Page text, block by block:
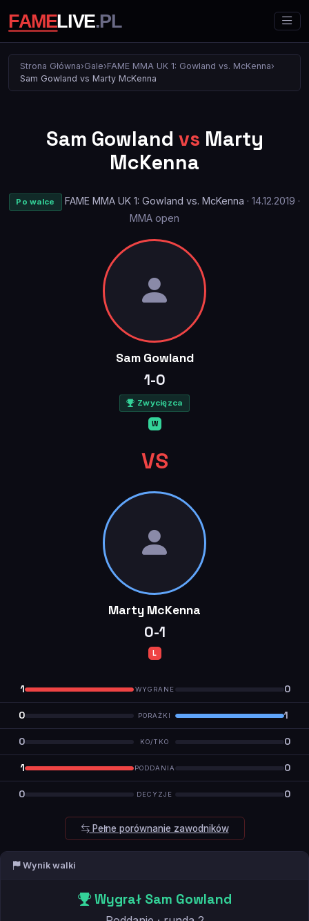
Strona Główna›Gale›FAME MMA UK 1: Gowland vs. McKenna›
Sam Gowland vs Marty McKenna
Sam Gowland vs Marty
McKenna
Po walce FAME MMA UK 1: Gowland vs. McKenna · 14.12.2019 ·
MMA open
Sam Gowland
1-0
Zwycięzca
W
VS
Marty McKenna
0-1
L
1 WYGRANE 0
0 PORAŻKI 1
0 KO/TKO 0
1 PODDANIA 0
0 DECYZJE 0
Pełne porównanie zawodników
Wynik walki
Wygrał Sam Gowland